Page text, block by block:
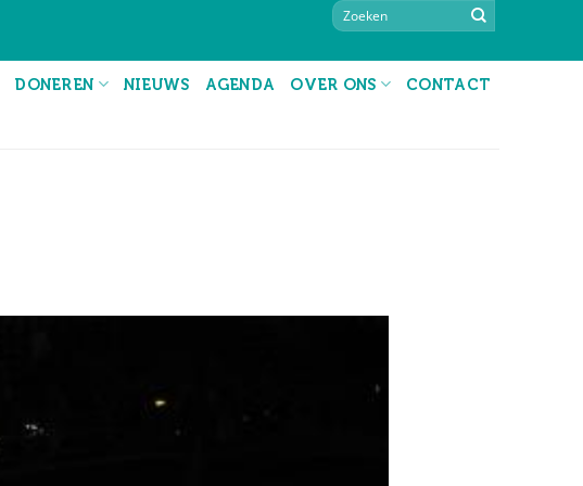
DONEREN NIEUWS AGENDA OVER ONS CONTACT